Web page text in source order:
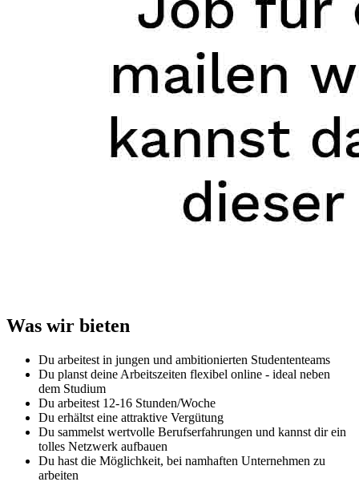
Was wir bieten
Du arbeitest in jungen und ambitionierten Studententeams
Du planst deine Arbeitszeiten flexibel online - ideal neben
dem Studium
Du arbeitest 12-16 Stunden/Woche
Du erhältst eine attraktive Vergütung
Du sammelst wertvolle Berufserfahrungen und kannst dir ein
tolles Netzwerk aufbauen
Du hast die Möglichkeit, bei namhaften Unternehmen zu
arbeiten